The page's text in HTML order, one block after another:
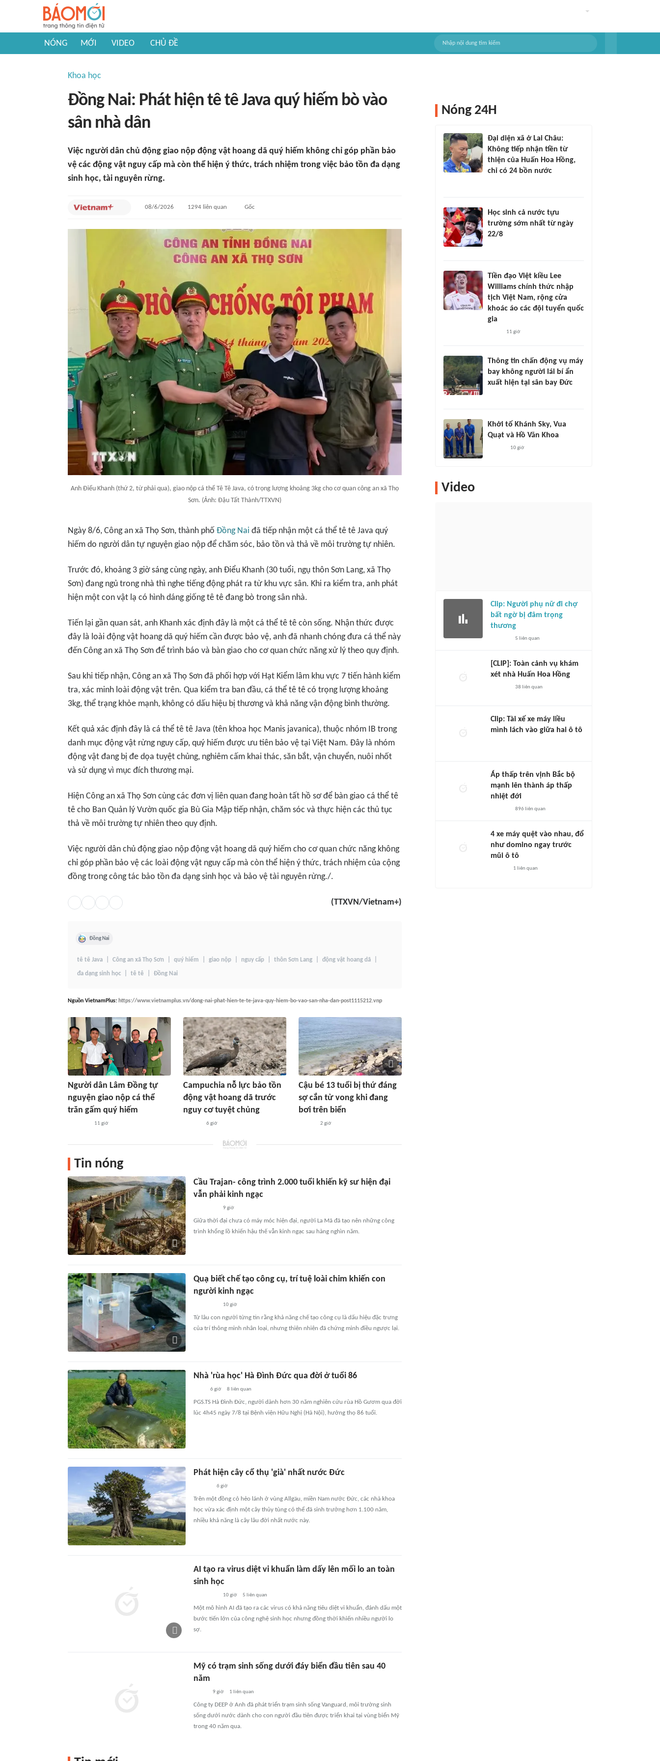
NÓNG MỚI VIDEO CHỦ ĐỀ
Khoa học
Đồng Nai: Phát hiện tê tê Java quý hiếm bò vào
sân nhà dân
Việc người dân chủ động giao nộp động vật hoang dã quý hiếm không chỉ góp phần bảo
vệ các động vật nguy cấp mà còn thể hiện ý thức, trách nhiệm trong việc bảo tồn đa dạng
sinh học, tài nguyên rừng.
08/6/2026 1294 liên quan Gốc
Anh Điểu Khanh (thứ 2, từ phải qua), giao nộp cá thể Tê Tê Java, có trọng lượng khoảng 3kg cho cơ quan công an xã Thọ
Sơn. (Ảnh: Đậu Tất Thành/TTXVN)
Ngày 8/6, Công an xã Thọ Sơn, thành phố Đồng Nai đã tiếp nhận một cá thể tê tê Java quý
hiếm do người dân tự nguyện giao nộp để chăm sóc, bảo tồn và thả về môi trường tự nhiên.
Trước đó, khoảng 3 giờ sáng cùng ngày, anh Điểu Khanh (30 tuổi, ngụ thôn Sơn Lang, xã Thọ
Sơn) đang ngủ trong nhà thì nghe tiếng động phát ra từ khu vực sân. Khi ra kiểm tra, anh phát
hiện một con vật lạ có hình dáng giống tê tê đang bò trong sân nhà.
Tiến lại gần quan sát, anh Khanh xác định đây là một cá thể tê tê còn sống. Nhận thức được
đây là loài động vật hoang dã quý hiếm cần được bảo vệ, anh đã nhanh chóng đưa cá thể này
đến Công an xã Thọ Sơn để trình báo và bàn giao cho cơ quan chức năng xử lý theo quy định.
Sau khi tiếp nhận, Công an xã Thọ Sơn đã phối hợp với Hạt Kiểm lâm khu vực 7 tiến hành kiểm
tra, xác minh loài động vật trên. Qua kiểm tra ban đầu, cá thể tê tê có trọng lượng khoảng
3kg, thể trạng khỏe mạnh, không có dấu hiệu bị thương và khả năng vận động bình thường.
Kết quả xác định đây là cá thể tê tê Java (tên khoa học Manis javanica), thuộc nhóm IB trong
danh mục động vật rừng nguy cấp, quý hiếm được ưu tiên bảo vệ tại Việt Nam. Đây là nhóm
động vật đang bị đe dọa tuyệt chủng, nghiêm cấm khai thác, săn bắt, vận chuyển, nuôi nhốt
và sử dụng vì mục đích thương mại.
Hiện Công an xã Thọ Sơn cùng các đơn vị liên quan đang hoàn tất hồ sơ để bàn giao cá thể tê
tê cho Ban Quản lý Vườn quốc gia Bù Gia Mập tiếp nhận, chăm sóc và thực hiện các thủ tục
thả về môi trường tự nhiên theo quy định.
Việc người dân chủ động giao nộp động vật hoang dã quý hiếm cho cơ quan chức năng không
chỉ góp phần bảo vệ các loài động vật nguy cấp mà còn thể hiện ý thức, trách nhiệm của cộng
đồng trong công tác bảo tồn đa dạng sinh học và bảo vệ tài nguyên rừng./.
(TTXVN/Vietnam+)
Đồng Nai
tê tê Java Công an xã Thọ Sơn quý hiếm giao nộp nguy cấp thôn Sơn Lang động vật hoang dã
đa dạng sinh học tê tê Đồng Nai
Nguồn VietnamPlus: https://www.vietnamplus.vn/dong-nai-phat-hien-te-te-java-quy-hiem-bo-vao-san-nha-dan-post1115212.vnp
Người dân Lâm Đồng tự
nguyện giao nộp cá thể
trăn gấm quý hiếm
11 giờ
Campuchia nỗ lực bảo tồn
động vật hoang dã trước
nguy cơ tuyệt chủng
6 giờ
Cậu bé 13 tuổi bị thứ đáng
sợ cắn tử vong khi đang
bơi trên biển
2 giờ
Tin nóng
Cầu Trajan- công trình 2.000 tuổi khiến kỹ sư hiện đại
vẫn phải kinh ngạc
9 giờ
Giữa thời đại chưa có máy móc hiện đại, người La Mã đã tạo nên những công
trình khổng lồ khiến hậu thế vẫn kinh ngạc sau hàng nghìn năm.
Quạ biết chế tạo công cụ, trí tuệ loài chim khiến con
người kinh ngạc
10 giờ
Từ lâu con người từng tin rằng khả năng chế tạo công cụ là dấu hiệu đặc trưng
của trí thông minh nhân loại, nhưng thiên nhiên đã chứng minh điều ngược lại.
Nhà 'rùa học' Hà Đình Đức qua đời ở tuổi 86
6 giờ 8 liên quan
PGS.TS Hà Đình Đức, người dành hơn 30 năm nghiên cứu rùa Hồ Gươm qua đời
lúc 4h45 ngày 7/8 tại Bệnh viện Hữu Nghị (Hà Nội), hưởng thọ 86 tuổi.
Phát hiện cây cổ thụ 'già' nhất nước Đức
6 giờ
Trên một đồng cỏ hẻo lánh ở vùng Allgäu, miền Nam nước Đức, các nhà khoa
học vừa xác định một cây thủy tùng có thể đã sinh trưởng hơn 1.100 năm,
nhiều khả năng là cây lâu đời nhất nước này.
AI tạo ra virus diệt vi khuẩn làm dấy lên mối lo an toàn
sinh học
10 giờ 5 liên quan
Một mô hình AI đã tạo ra các virus có khả năng tiêu diệt vi khuẩn, đánh dấu một
bước tiến lớn của công nghệ sinh học nhưng đồng thời khiến nhiều người lo
sợ.
Mỹ có trạm sinh sống dưới đáy biển đầu tiên sau 40
năm
9 giờ 1 liên quan
Công ty DEEP ở Anh đã phát triển trạm sinh sống Vanguard, môi trường sinh
sống dưới nước dành cho con người đầu tiên được triển khai tại vùng biển Mỹ
trong 40 năm qua.
Nóng 24H
Đại diện xã ở Lai Châu:
Không tiếp nhận tiền từ
thiện của Huấn Hoa Hồng,
chỉ có 24 bồn nước
Học sinh cả nước tựu
trường sớm nhất từ ngày
22/8
Tiền đạo Việt kiều Lee
Williams chính thức nhập
tịch Việt Nam, rộng cửa
khoác áo các đội tuyển quốc
gia
11 giờ
Thông tin chấn động vụ máy
bay không người lái bí ẩn
xuất hiện tại sân bay Đức
Khởi tố Khánh Sky, Vua
Quạt và Hồ Văn Khoa
10 giờ
Video
Clip: Người phụ nữ đi chợ
bất ngờ bị đâm trọng
thương
5 liên quan
[CLIP]: Toàn cảnh vụ khám
xét nhà Huấn Hoa Hồng
38 liên quan
Clip: Tài xế xe máy liều
mình lách vào giữa hai ô tô
Áp thấp trên vịnh Bắc bộ
mạnh lên thành áp thấp
nhiệt đới
896 liên quan
4 xe máy quệt vào nhau, đổ
như domino ngay trước
mũi ô tô
1 liên quan